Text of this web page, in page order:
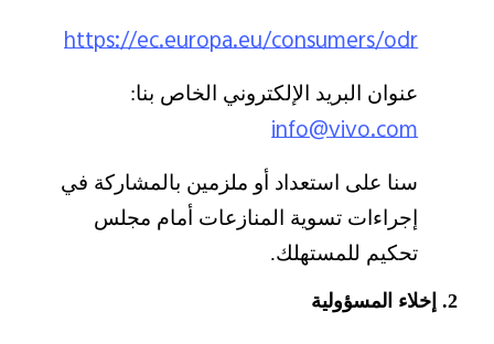
https://ec.europa.eu/consumers/odr
عنوان البريد الإلكتروني الخاص بنا:
info@vivo.com
سنا على استعداد أو ملزمين بالمشاركة في
إجراءات تسوية المنازعات أمام مجلس
تحكيم للمستهلك.
2. إخلاء المسؤولية